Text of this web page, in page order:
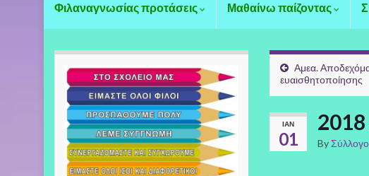
Φιλαναγνωσίας προτάσεις Μαθαίνω παίζοντας
Αμεα.
ευαισθητοποίησης
ΙΑΝ
01 By